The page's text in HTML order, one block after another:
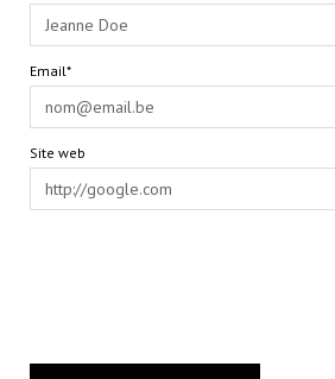
Email*
Site web